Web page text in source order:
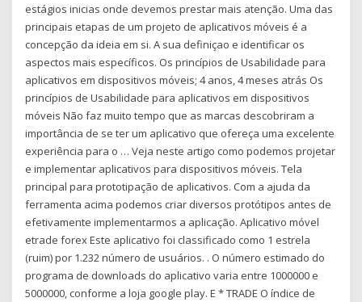
estágios inicias onde devemos prestar mais atenção. Uma das
principais etapas de um projeto de aplicativos móveis é a
concepção da ideia em si. A sua definiçao e identificar os
aspectos mais específicos. Os princípios de Usabilidade para
aplicativos em dispositivos móveis; 4 anos, 4 meses atrás Os
princípios de Usabilidade para aplicativos em dispositivos
móveis Não faz muito tempo que as marcas descobriram a
importância de se ter um aplicativo que ofereça uma excelente
experiência para o … Veja neste artigo como podemos projetar
e implementar aplicativos para dispositivos móveis. Tela
principal para prototipação de aplicativos. Com a ajuda da
ferramenta acima podemos criar diversos protótipos antes de
efetivamente implementarmos a aplicação. Aplicativo móvel
etrade forex Este aplicativo foi classificado como 1 estrela
(ruim) por 1.232 número de usuários. . O número estimado do
programa de downloads do aplicativo varia entre 1000000 e
5000000, conforme a loja google play. E * TRADE O índice de